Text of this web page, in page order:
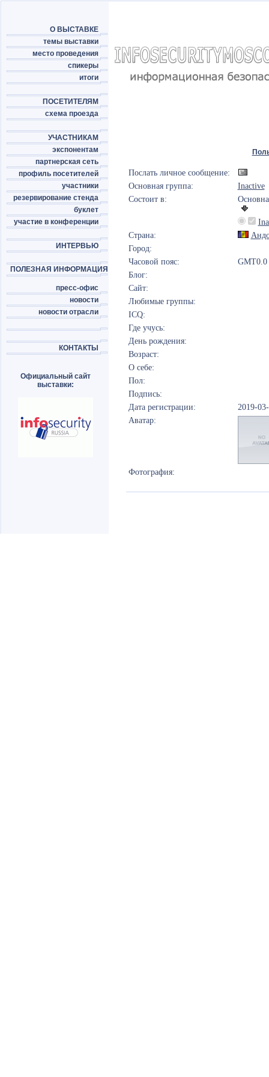
О ВЫСТАВКЕ
темы выставки
место проведения
спикеры
итоги
ПОСЕТИТЕЛЯМ
схема проезда
УЧАСТНИКАМ
экспонентам
партнерская сеть
профиль посетителей
участники
резервирование стенда
буклет
участие в конференции
ИНТЕРВЬЮ
ПОЛЕЗНАЯ ИНФОРМАЦИЯ
пресс-офис
новости
новости отрасли
КОНТАКТЫ
Официальный сайт
выставки:
Послать личное сообщение:
Основная группа:
Inactive
Состоит в:
Страна:
Город:
Часовой пояс:
GMT0.0
Блог:
Сайт:
Любимые группы:
ICQ:
Где учусь:
День рождения:
Возраст:
О себе:
Пол:
Подпись:
Дата регистрации:
2019-
Аватар:
Фотография: